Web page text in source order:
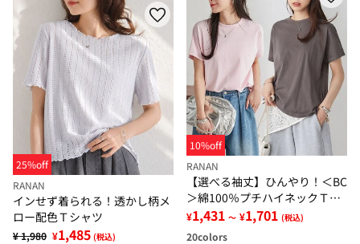
25%off
RANAN
インせず着られる！透かし柄メ
ロー配色Ｔシャツ
¥ 1,980 ¥1,485 (税込)
10%off
RANAN
【選べる袖丈】ひんやり！＜BC
＞綿100％プチハイネックＴシ
ャツ
¥1,431 ～ ¥1,701 (税込)
20colors